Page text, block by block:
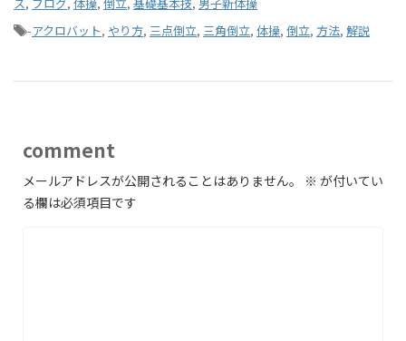
-アクロバット, やり方, 三点倒立, 三角倒立, 体操, 倒立, 方法, 解説
comment
メールアドレスが公開されることはありません。 ※ が付いてい
る欄は必須項目です